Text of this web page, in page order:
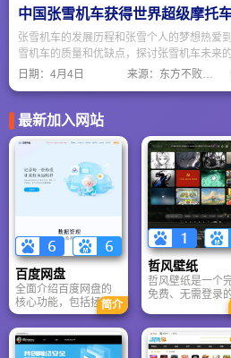
中国张雪机车获得世界超级摩托
张雪机车的发展历程和张雪个人的梦想热爱
雪机车的质量和优缺点，探讨张雪机车未来
国强大繁荣社会作为平台，任何人只要通过
日期： 4月4日 来源：东方不败网址大全
最新加入网站
百度网盘
全面介绍百度网盘的
核心功能，包括拯救
手机内存、在线看视
频、AI智能做笔记与
总结长文。详细解答
简介
哲风壁纸
哲风壁纸是一个
免费、无需登录
清壁纸下载网站
供海量4K、8K超
脑与手机壁纸，
动漫、风景、赛